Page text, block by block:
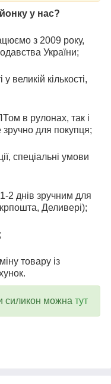
у нас?
з 2009 року,
України;
великій кількості,
в рулонах, так і
для покупця;
спеціальні умови
2 днів зручним для
Деливері);
товару із
силикон можна тут